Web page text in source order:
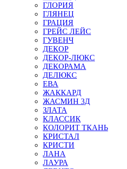
ГЛОРИЯ
ГЛЯНЕЦ
ГРАЦИЯ
ГРЕЙС ЛЕЙС
ГУВЕНЧ
ДЕКОР
ДЕКОР-ЛЮКС
ДЕКОРАМА
ДЕЛЮКС
ЕВА
ЖАККАРД
ЖАСМИН 3Д
ЗЛАТА
КЛАССИК
КОЛОРИТ ТКАНЬ
КРИСТАЛ
КРИСТИ
ЛАНА
ЛАУРА